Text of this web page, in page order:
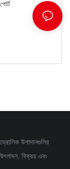
উপাদানগুলির
বিক্রয় এবং